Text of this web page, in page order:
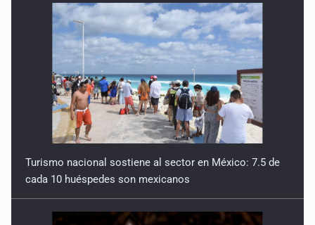
11 de Julio de 2026
Detienen en Tlajomulco a hombre con dos armas de fuego
y más de 50 cartuchos
10 de Julio de 2026
Instalan mesa de seguridad para conductores de ERT
9 de Julio de 2026
Que tiradero
10 de Julio de 2026
Turismo nacional sostiene al sector en México: 7.5 de
cada 10 huéspedes son mexicanos